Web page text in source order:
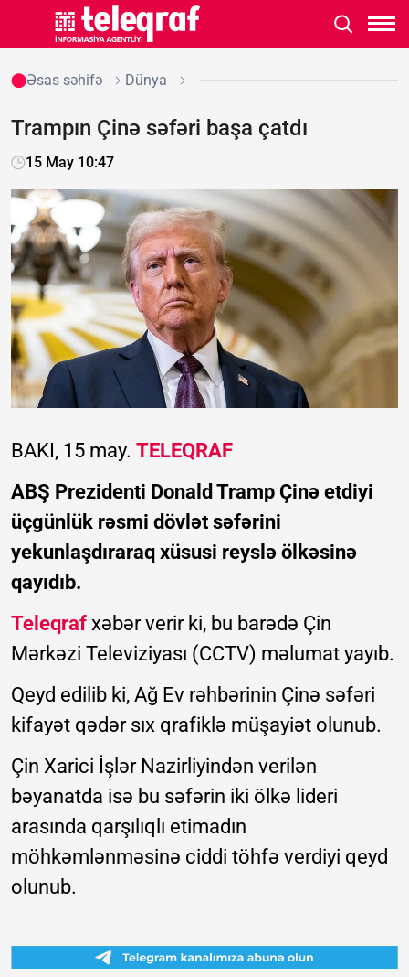
Əsas səhifə Dünya
Trampın Çinə səfəri başa çatdı
15 May 10:47
BAKI, 15 may. TELEQRAF
ABŞ Prezidenti Donald Tramp Çinə etdiyi
üçgünlük rəsmi dövlət səfərini
yekunlaşdıraraq xüsusi reyslə ölkəsinə
qayıdıb.
Teleqraf xəbər verir ki, bu barədə Çin
Mərkəzi Televiziyası (CCTV) məlumat yayıb.
Qeyd edilib ki, Ağ Ev rəhbərinin Çinə səfəri
kifayət qədər sıx qrafiklə müşayiət olunub.
Çin Xarici İşlər Nazirliyindən verilən
bəyanatda isə bu səfərin iki ölkə lideri
arasında qarşılıqlı etimadın
möhkəmlənməsinə ciddi töhfə verdiyi qeyd
olunub.